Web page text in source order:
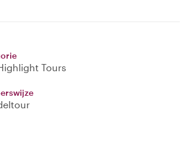
Tours